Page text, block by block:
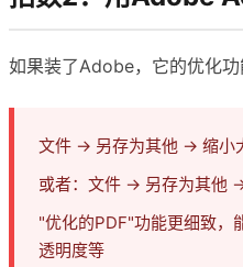
如果装了Adobe，它的优化功
文件 → 另存为其他 → 缩小
或者：文件 → 另存为其他
"优化的PDF"功能更细致，
透明度等